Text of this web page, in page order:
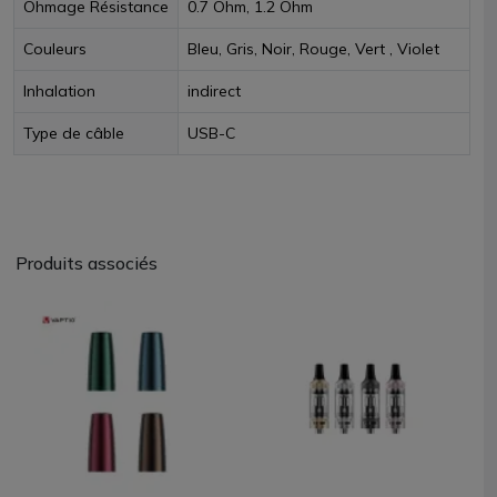
Ohmage Résistance 0.7 Ohm, 1.2 Ohm
Couleurs Bleu, Gris, Noir, Rouge, Vert , Violet
Inhalation indirect
Type de câble USB-C
Produits associés